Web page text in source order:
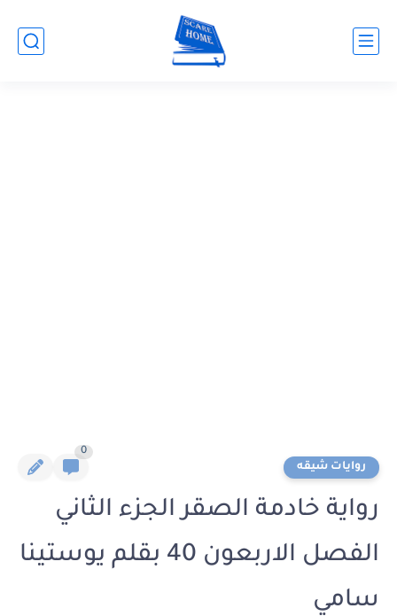
روايات شيقه
0
رواية خادمة الصقر الجزء الثاني
الفصل الاربعون 40 بقلم يوستينا
سامي